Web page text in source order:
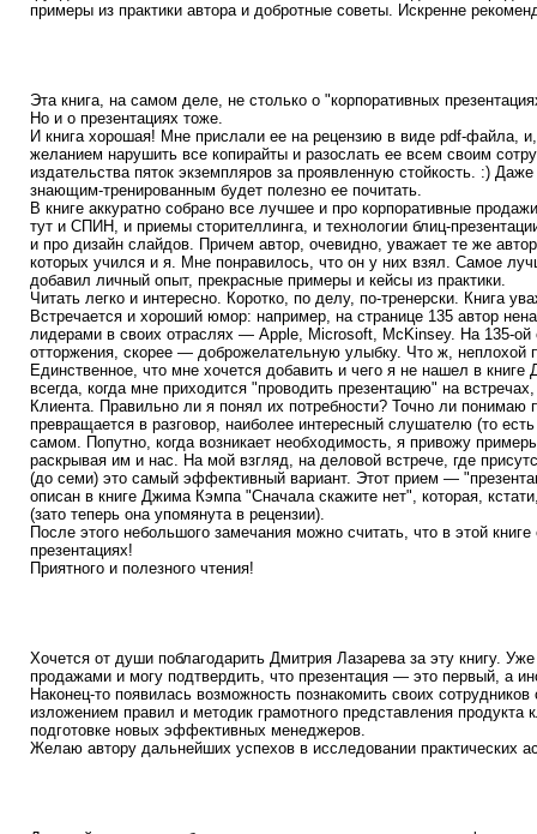
примеры из практики автора и добротные советы. Искренне
Эта книга, на самом деле, не столько о "корпоративных
Но и о презентациях тоже.
И книга хорошая! Мне прислали ее на рецензию в виде pdf-файла,
желанием нарушить все копирайты и разослать ее всем своим
издательства пяток экземпляров за проявленную стойкость. :)
знающим-тренированным будет полезно ее почитать.
В книге аккуратно собрано все лучшее и про корпоративные
тут и СПИН, и приемы сторителлинга, и технологии блиц-
и про дизайн слайдов. Причем автор, очевидно, уважает те же
которых учился и я. Мне понравилось, что он у них взял. Самое
добавил личный опыт, прекрасные примеры и кейсы из практики.
Читать легко и интересно. Коротко, по делу, по-тренерски. Книга
Встречается и хороший юмор: например, на странице 135 автор
лидерами в своих отраслях — Apple, Microsoft, McKinsey. На 135-ой
отторжения, скорее — доброжелательную улыбку. Что ж, неплохой
Единственное, что мне хочется добавить и чего я не нашел в книге
всегда, когда мне приходится "проводить презентацию" на
Клиента. Правильно ли я понял их потребности? Точно ли понимаю
превращается в разговор, наиболее интересный слушателю (то
самом. Попутно, когда возникает необходимость, я привожу
раскрывая им и нас. На мой взгляд, на деловой встрече, где
(до семи) это самый эффективный вариант. Этот прием —
описан в книге Джима Кэмпа "Сначала скажите нет", которая,
(зато теперь она упомянута в рецензии).
После этого небольшого замечания можно считать, что в этой
презентациях!
Приятного и полезного чтения!
Хочется от души поблагодарить Дмитрия Лазарева за эту книгу.
продажами и могу подтвердить, что презентация — это первый, а
Наконец-то появилась возможность познакомить своих
изложением правил и методик грамотного представления продукта
подготовке новых эффективных менеджеров.
Желаю автору дальнейших успехов в исследовании практических